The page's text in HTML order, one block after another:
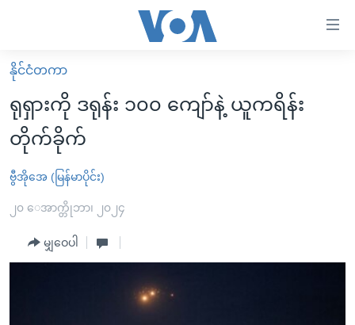
လွယ်ကူ
စေ
သည့်
Link
များ
ပင်မ
မူလစာမျက်နှာ
မြန်မာ
ကမ္ဘာ့သတင်းများ
နိုင်ငံတကာ
အစ္စရေး-ပါလက်စတိုင်း
ဗွီဒီယို
အင်္ဂလိပ်စာလေ့လာမယ်
ရေဒီယိုနှင့်ရုပ်သံ အချက်အလက်များ
နိုင်ငံတကာ
ရုရှားကို ဒရုန်း ၁၀၀ ကျော်နဲ့ ယူကရိန်း
တိုက်ခိုက်
ဗွီအိုအေ (မြန်မာပိုင်း)
၂၀ ေအာက္တိုဘာ၊ ၂၀၂၄
မျှဝေပါ